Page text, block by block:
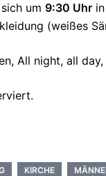
um 9:30 Uhr
(weißes
All night, all
KIRCHE